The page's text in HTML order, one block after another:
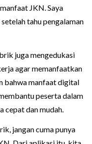
JKN. Saya
tahu pengalaman
juga mengedukasi
agar memanfaatkan
bahwa manfaat digital
peserta dalam
cepat dan mudah.
jangan cuma punya